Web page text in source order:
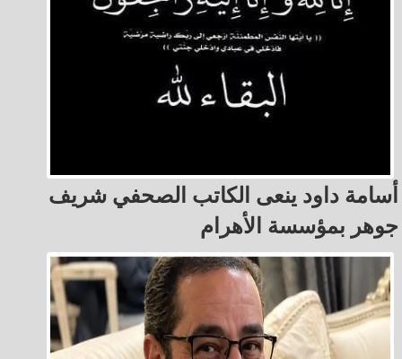
أسامة داود ينعى الكاتب الصحفي شريف
جوهر بمؤسسة الأهرام